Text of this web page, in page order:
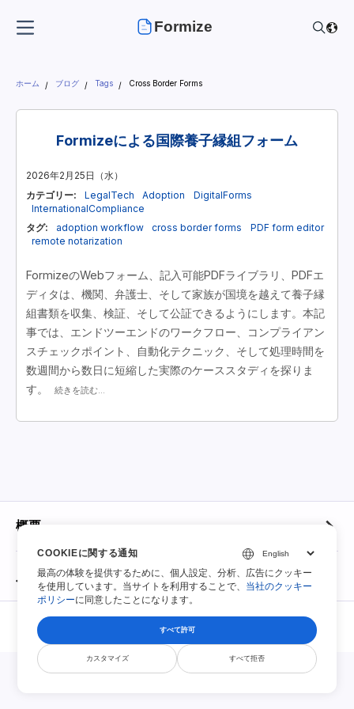
Formize
ホーム ブログ Tags Cross Border Forms
Formizeによる国際養子縁組フォーム
2026年2月25日（水）
カテゴリー:
LegalTech Adoption
DigitalForms
InternationalCompliance
タグ:
adoption workflow cross border forms
PDF form editor
remote notarization
FormizeのWebフォーム、記入可能PDFライブラリ、PDFエ
ディタは、機関、弁護士、そして家族が国境を越えて養子縁
組書類を収集、検証、そして公証できるようにします。本記
事では、エンドツーエンドのワークフロー、コンプライアン
スチェックポイント、自動化テクニック、そして処理時間を
数週間から数日に短縮した実際のケーススタディを探りま
す。
続きを読む...
概要
概要
連絡
ファイル保持ポリシー
利用規約
入力可能なPDF
入力可能なPDF
トップ100フォーム
COOKIEに関する通知
最高の体験を提供するために、個人設定、分析、広告にクッキー
を使用しています。当サイトを利用することで、 当社のクッキー
ポリシーに同意したことになります。
すべて許可
カスタマイズ すべて拒否